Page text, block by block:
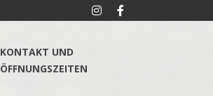
KONTAKT UND
ÖFFNUNGSZEITEN